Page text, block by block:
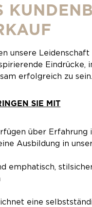
unsere
Eindrücke,
erfolgreich zu sein.
SIE MIT
über Erfahrung
Ausbildung in
emphatisch,
eine